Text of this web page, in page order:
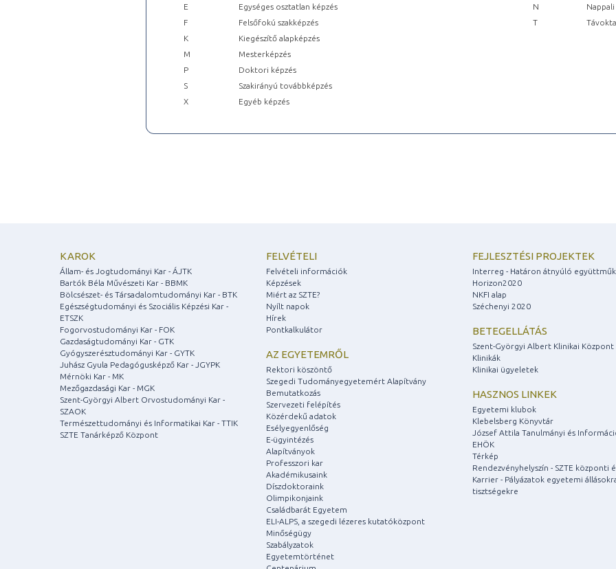
E
Egységes osztatlan képzés N
Nappali
F
Felsőfokú szakképzés T
K
Kiegészítő alapképzés
M
Mesterképzés
P
Doktori képzés
S
Szakirányú továbbképzés
X
Egyéb képzés
KAROK
Állam- és Jogtudományi Kar - ÁJTK
Bartók Béla Művészeti Kar - BBMK
Bölcsészet- és Társadalomtudományi Kar - BTK
Egészségtudományi és Szociális Képzési Kar -
ETSZK
Fogorvostudományi Kar - FOK
Gazdaságtudományi Kar - GTK
Gyógyszerésztudományi Kar - GYTK
Juhász Gyula Pedagógusképző Kar - JGYPK
Mérnöki Kar - MK
Mezőgazdasági Kar - MGK
Szent-Györgyi Albert Orvostudományi Kar -
SZAOK
Természettudományi és Informatikai Kar - TTIK
SZTE Tanárképző Központ
FELVÉTELI
Felvételi információk
Képzések
Miért az SZTE?
Nyílt napok
Hírek
Pontkalkulátor
AZ EGYETEMRŐL
Rektori köszöntő
Szegedi Tudományegyetemért Alapítvány
Bemutatkozás
Szervezeti felépítés
Közérdekű adatok
Esélyegyenlőség
E-ügyintézés
Alapítványok
Professzori kar
Akadémikusaink
Díszdoktoraink
Olimpikonjaink
Családbarát Egyetem
ELI-ALPS, a szegedi lézeres kutatóközpont
Minőségügy
Szabályzatok
Egyetemtörténet
FEJLESZTÉSI PROJEKTEK
Interreg - Határon átnyúló
Horizon2020
NKFI alap
Széchenyi 2020
BETEGELLÁTÁS
Szent-Györgyi Albert Klinikai Központ
Klinikák
Klinikai ügyeletek
HASZNOS LINKEK
Egyetemi klubok
Klebelsberg Könyvtár
József Attila Tanulmányi és
EHÖK
Térkép
Rendezvényhelyszín - SZTE központi
Karrier - Pályázatok egyetemi
tisztségekre